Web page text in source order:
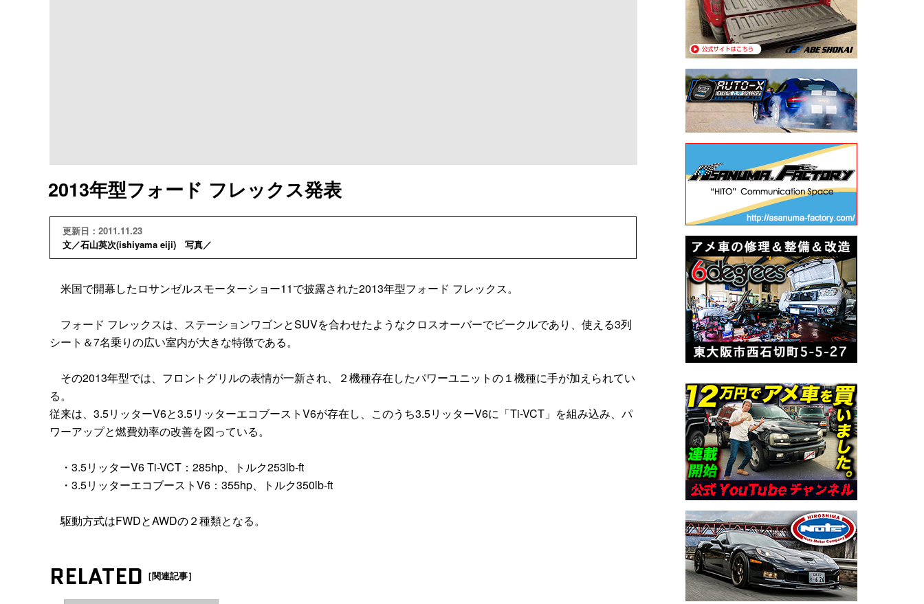
2013年型フォード フレックス発表
更新日：2011.11.23
文／石山英次(ishiyama eiji) 写真／
米国で開幕したロサンゼルスモーターショー11で披露された2013年型フォード フレックス。
フォード フレックスは、ステーションワゴンとSUVを合わせたようなクロスオーバーでビークルであり、使える3列
シート＆7名乗りの広い室内が大きな特徴である。
その2013年型では、フロントグリルの表情が一新され、２機種存在したパワーユニットの１機種に手が加えられてい
る。
従来は、3.5リッターV6と3.5リッターエコブーストV6が存在し、このうち3.5リッターV6に「Ti-VCT」を組み込み、パ
ワーアップと燃費効率の改善を図っている。
・3.5リッターV6 Ti-VCT：285hp、トルク253lb-ft
・3.5リッターエコブーストV6：355hp、トルク350lb-ft
駆動方式はFWDとAWDの２種類となる。
RELATED ［関連記事］